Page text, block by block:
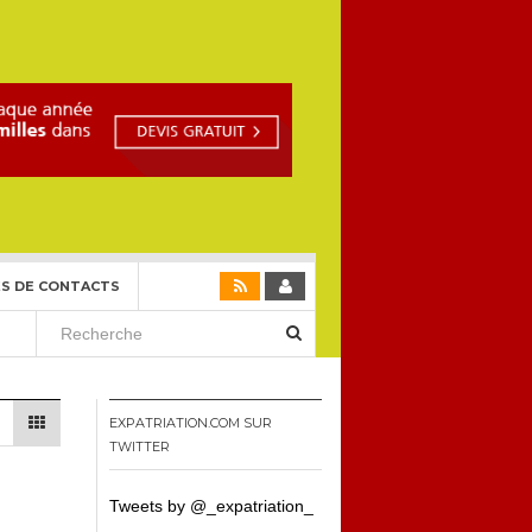
DE CONTACTS
EXPATRIATION.COM SUR
TWITTER
Tweets by @_expatriation_